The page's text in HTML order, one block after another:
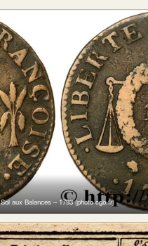
Sol aux Balances – 1793 (photo cgb.fr)